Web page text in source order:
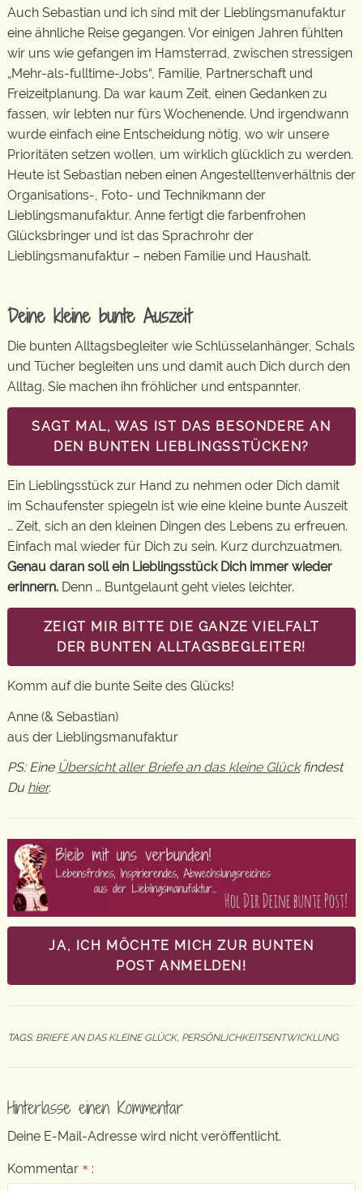
Auch Sebastian und ich sind mit der Lieblingsmanufaktur
eine ähnliche Reise gegangen. Vor einigen Jahren fühlten
wir uns wie gefangen im Hamsterrad, zwischen stressigen
„Mehr-als-fulltime-Jobs“, Familie, Partnerschaft und
Freizeitplanung. Da war kaum Zeit, einen Gedanken zu
fassen, wir lebten nur fürs Wochenende. Und irgendwann
wurde einfach eine Entscheidung nötig, wo wir unsere
Prioritäten setzen wollen, um wirklich glücklich zu werden.
Heute ist Sebastian neben einen Angestelltenverhältnis der
Organisations-, Foto- und Technikmann der
Lieblingsmanufaktur. Anne fertigt die farbenfrohen
Glücksbringer und ist das Sprachrohr der
Lieblingsmanufaktur – neben Familie und Haushalt.
Deine kleine bunte Auszeit
Die bunten Alltagsbegleiter wie Schlüsselanhänger, Schals
und Tücher begleiten uns und damit auch Dich durch den
Alltag. Sie machen ihn fröhlicher und entspannter.
SAGT MAL, WAS IST DAS BESONDERE AN
DEN BUNTEN LIEBLINGSSTÜCKEN?
Ein Lieblingsstück zur Hand zu nehmen oder Dich damit
im Schaufenster spiegeln ist wie eine kleine bunte Auszeit
… Zeit, sich an den kleinen Dingen des Lebens zu erfreuen.
Einfach mal wieder für Dich zu sein. Kurz durchzuatmen.
Genau daran soll ein Lieblingsstück Dich immer wieder
erinnern. Denn … Buntgelaunt geht vieles leichter.
ZEIGT MIR BITTE DIE GANZE VIELFALT
DER BUNTEN ALLTAGSBEGLEITER!
Komm auf die bunte Seite des Glücks!
Anne (& Sebastian)
aus der Lieblingsmanufaktur
PS: Eine Übersicht aller Briefe an das kleine Glückfindest
Du hier.
JA, ICH MÖCHTE MICH ZUR BUNTEN
POST ANMELDEN!
TAGS: BRIEFE AN DAS KLEINE GLÜCK, PERSÖNLICHKEITSENTWICKLUNG
Hinterlasse einen Kommentar
Deine E-Mail-Adresse wird nicht veröffentlicht.
Kommentar * :